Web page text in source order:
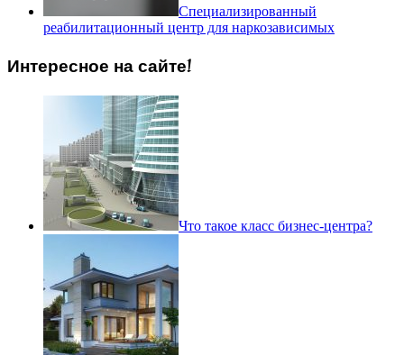
Специализированный
реабилитационный центр для наркозависимых
Интересное на сайте!
Что такое класс бизнес-центра?